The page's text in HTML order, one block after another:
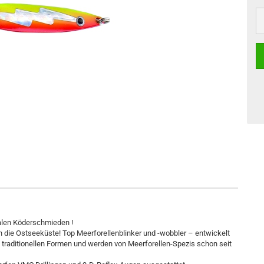
Köderschmieden !
Ostseeküste! Top Meerforellenblinker und -wobbler – entwickelt
Formen und werden von Meerforellen-Spezis schon seit